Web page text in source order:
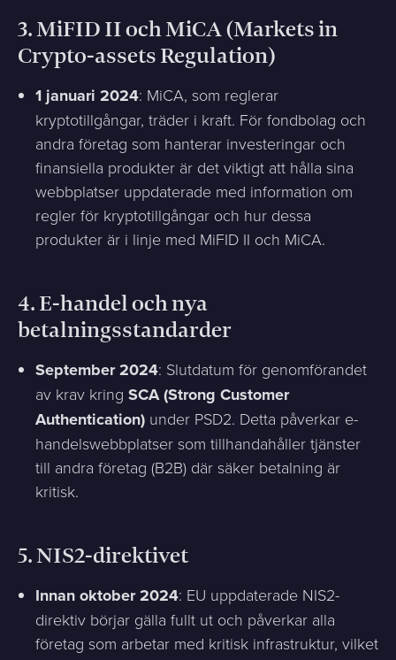
3.MiFID II och MiCA (Markets in
Crypto-assets Regulation)
1 januari 2024: MiCA, som reglerar
kryptotillgångar, träder i kraft. För fondbolag och
andra företag som hanterar investeringar och
finansiella produkter är det viktigt att hålla sina
webbplatser uppdaterade med information om
regler för kryptotillgångar och hur dessa
produkter är i linje med MiFID II och MiCA.
4. E-handel och nya
betalningsstandarder
September 2024: Slutdatum för genomförandet
av krav kring SCA (Strong Customer
Authentication) under PSD2. Detta påverkar e-
handelswebbplatser som tillhandahåller tjänster
till andra företag (B2B) där säker betalning är
kritisk.
5.NIS2-direktivet
Innan oktober 2024: EU uppdaterade NIS2-
direktiv börjar gälla fullt ut och påverkar alla
företag som arbetar med kritisk infrastruktur, vilket